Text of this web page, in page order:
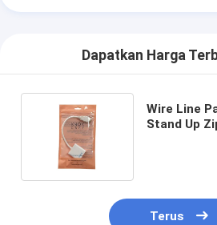
Dapatkan Harga
Wire Line
Stand Up
Terus